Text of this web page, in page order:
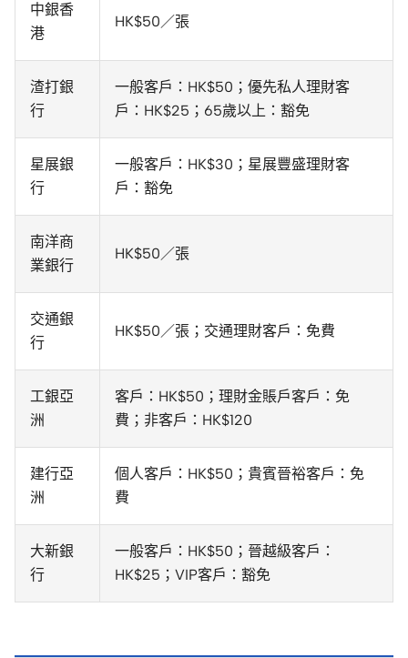
中銀香
港
HK$50／張
渣打銀
行
一般客戶：HK$50；優先私人理財客
戶：HK$25；65歲以上：豁免
星展銀
行
一般客戶：HK$30；星展豐盛理財客
戶：豁免
南洋商
業銀行
HK$50／張
交通銀
行
HK$50／張；交通理財客戶：免費
工銀亞
洲
客戶：HK$50；理財金賬戶客戶：免
費；非客戶：HK$120
建行亞
洲
個人客戶：HK$50；貴賓晉裕客戶：免
費
大新銀
行
一般客戶：HK$50；晉越級客戶：
HK$25；VIP客戶：豁免